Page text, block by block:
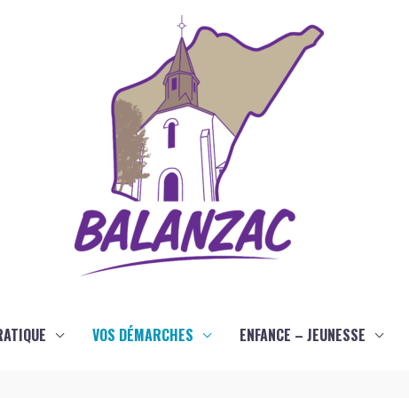
VOS DÉMARCHES ENFANCE – JEUNESSE